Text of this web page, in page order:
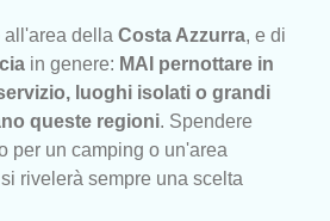
all'area della Costa Azzurra, e di
in genere: MAI pernottare in
luoghi isolati o grandi
queste regioni. Spendere
per un camping o un'area
rivelerà sempre una scelta